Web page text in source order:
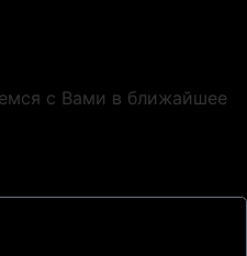
с Вами в ближайшее